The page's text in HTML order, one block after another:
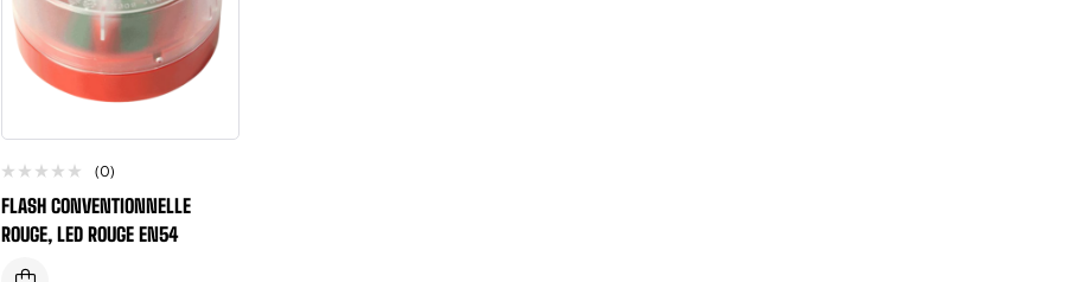
(0)
FLASH CONVENTIONNELLE
ROUGE, LED ROUGE EN54